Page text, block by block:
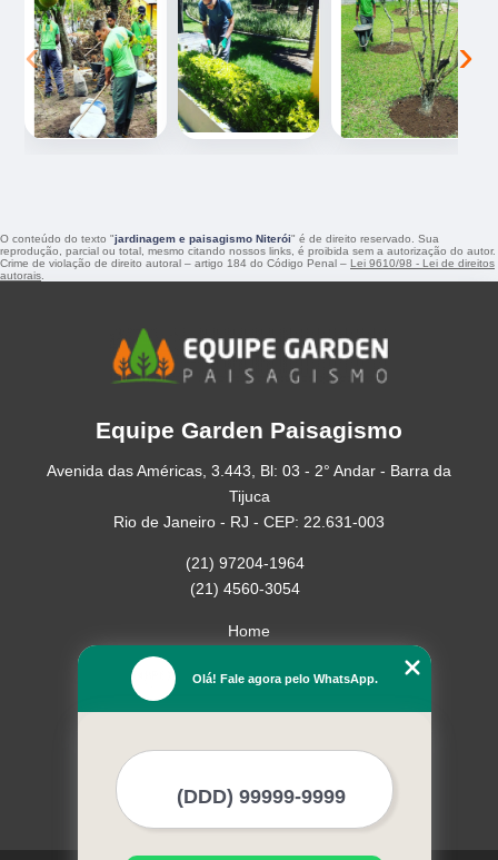
‹ ›
O conteúdo do texto "jardinagem e paisagismo Niterói" é de direito reservado. Sua
reprodução, parcial ou total, mesmo citando nossos links, é proibida sem a autorização do autor.
Crime de violação de direito autoral – artigo 184 do Código Penal – Lei 9610/98 - Lei de direitos
autorais.
Equipe Garden Paisagismo
Avenida das Américas, 3.443, Bl: 03 - 2° Andar - Barra da
Tijuca
Rio de Janeiro - RJ - CEP: 22.631-003
(21) 97204-1964
(21) 4560-3054
Home
Missão
Olá! Fale agora pelo WhatsApp.